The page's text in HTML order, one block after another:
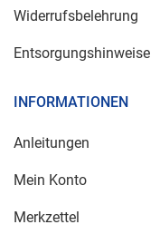
Widerrufsbelehrung
Entsorgungshinweise
INFORMATIONEN
Anleitungen
Mein Konto
Merkzettel